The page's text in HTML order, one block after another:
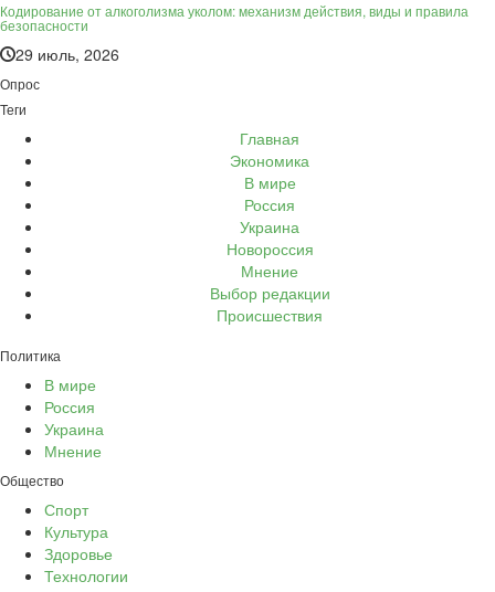
Кодирование от алкоголизма уколом: механизм действия, виды и правила
безопасности
29 июль, 2026
Опрос
Теги
Главная
Экономика
В мире
Россия
Украина
Новороссия
Мнение
Выбор редакции
Происшествия
Политика
В мире
Россия
Украина
Мнение
Общество
Спорт
Культура
Здоровье
Технологии